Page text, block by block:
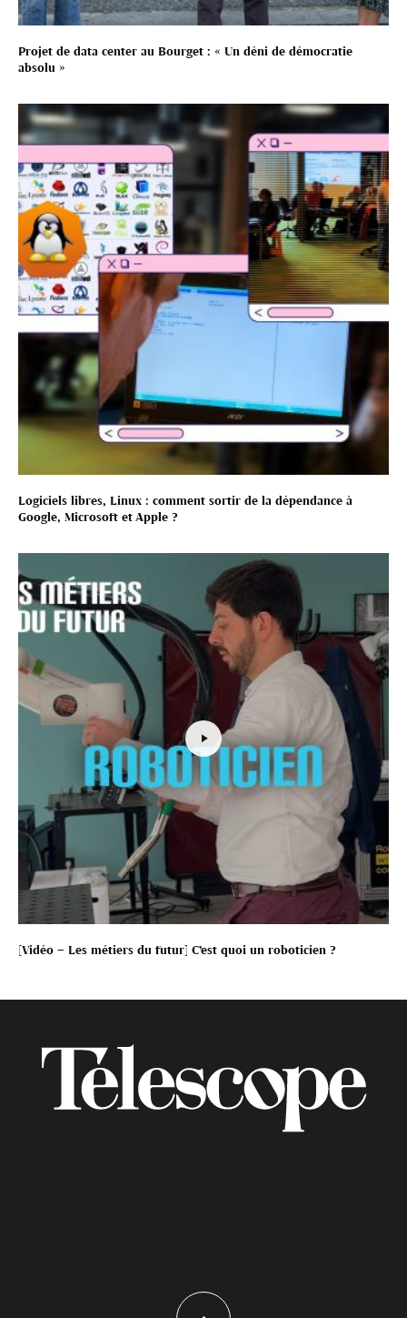
Projet de data center au Bourget : « Un déni de démocratie
absolu »
Logiciels libres, Linux : comment sortir de la dépendance à
Google, Microsoft et Apple ?
[Vidéo – Les métiers du futur] C’est quoi un roboticien ?